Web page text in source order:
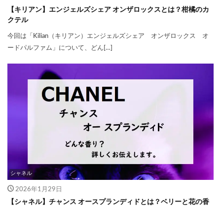
【キリアン】エンジェルズシェア オンザロックスとは？柑橘のカ
クテル
今回は「Kilian（キリアン）エンジェルズシェア オンザロックス オ
ードパルファム」について、どん[…]
シャネル
2026年1月29日
【シャネル】チャンス オースプランディドとは？ベリーと花の香